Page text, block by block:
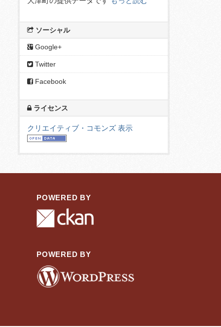
ソーシャル
Google+
Twitter
Facebook
ライセンス
クリエイティブ・コモンズ 表示
POWERED BY
POWERED BY